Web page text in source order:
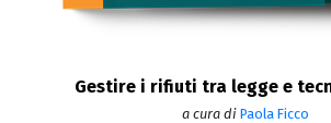
Gestire i rifiuti tra legge e
a cura di Paola Ficco